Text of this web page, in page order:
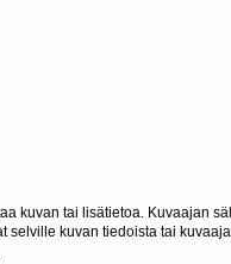
kuvan tai lisätietoa. Kuvaajan
selville kuvan tiedoista tai